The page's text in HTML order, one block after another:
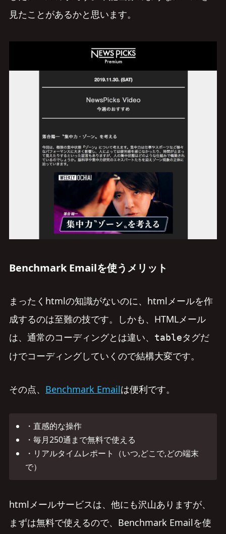
見たことがあるかと思います。
Benchmark Emailを使うメリット
まったくhtmlの知識がないのに、htmlメールを作
成するのは至難の技です。しかも、HTMLメール
は、通常のコーディングとは違い、
tableタグだ
けでコーディングしていくので結構大変です。
その点、 Benchmark Emailは便利です。
・直感的な操作
・毎月250通まで無料で使える
・リアルタイムレポート（いつ,どこで,どの端末
で）
htmlメールサービスは、他にも沢山ありますが、
まずは無料で使えるので、Benchmark Emailを使